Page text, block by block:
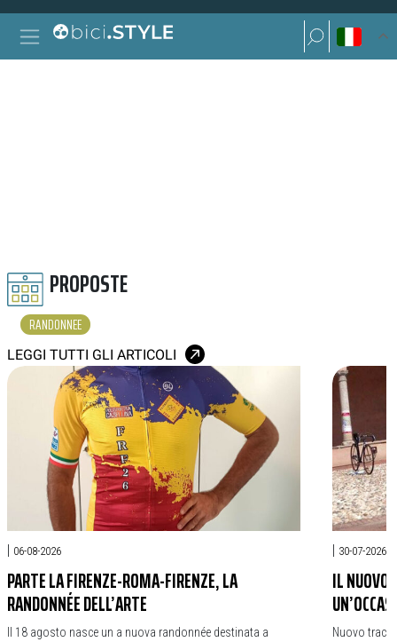
Vai al contenuto
Navigazione principale
Ricerca per:
Ricerca per:
PROPOSTE
RANDONNEE
LEGGI TUTTI GLI ARTICOLI
| 06-08-2026
PARTE LA FIRENZE-ROMA-FIRENZE, LA
RANDONNÉE DELL’ARTE
Il 18 agosto nasce un a nuova randonnée destinata a
| 30-07-2026
IL NUOVO
Nuovo